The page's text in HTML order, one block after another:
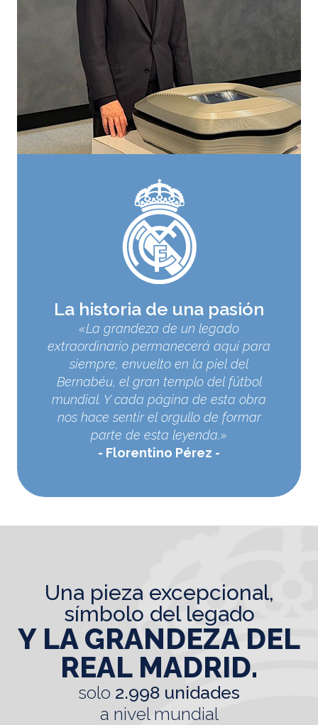
La historia de una pasión
«La grandeza de un legado
extraordinario permanecerá aquí para
siempre, envuelto en la piel del
Bernabéu, el gran templo del fútbol
mundial. Y cada página de esta obra
nos hace sentir el orgullo de formar
parte de esta leyenda.»
Florentino Pérez
una pieza excepcional,
símbolo del legado
Y LA GRANDEZA DEL
REAL MADRID.
solo 2.998 unidades
a nivel mundial